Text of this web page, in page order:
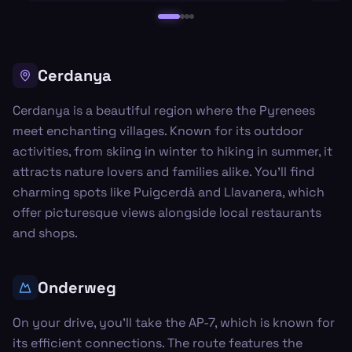
Cerdanya
Cerdanya is a beautiful region where the Pyrenees
meet enchanting villages. Known for its outdoor
activities, from skiing in winter to hiking in summer, it
attracts nature lovers and families alike. You'll find
charming spots like Puigcerdà and Llavanera, which
offer picturesque views alongside local restaurants
and shops.
Onderweg
On your drive, you’ll take the AP-7, which is known for
its efficient connections. The route features the